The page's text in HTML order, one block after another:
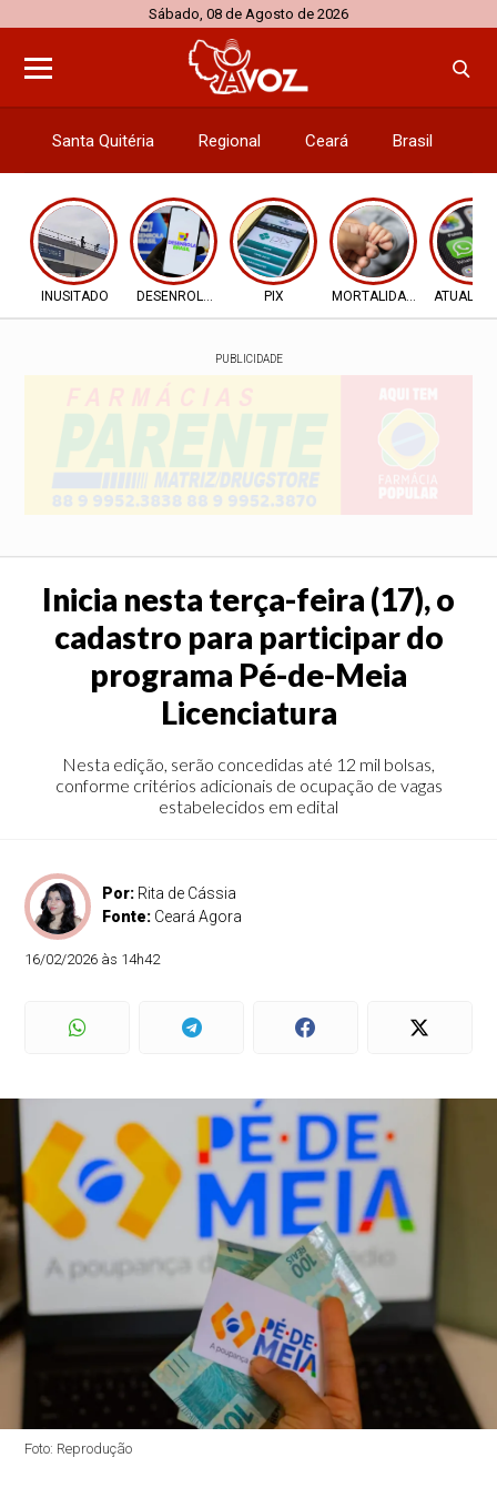
Sábado, 08 de Agosto de 2026
Santa Quitéria Regional Ceará Brasil
INUSITADO DESENROLA 2.0 PIX MORTALIDADE INFANTIL
PUBLICIDADE
Inicia nesta terça-feira (17), o
cadastro para participar do
programa Pé-de-Meia
Licenciatura
Nesta edição, serão concedidas até 12 mil bolsas,
conforme critérios adicionais de ocupação de vagas
estabelecidos em edital
Por: Rita de Cássia
Fonte: Ceará Agora
16/02/2026 às 14h42
Foto: Reprodução